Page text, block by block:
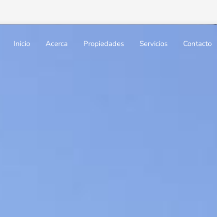
Inicio Acerca Propiedades Servicios Contacto